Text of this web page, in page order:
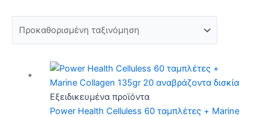
Εξειδικευμένα προϊόντα
Power Health Celluless 60 ταμπλέτες + Marine